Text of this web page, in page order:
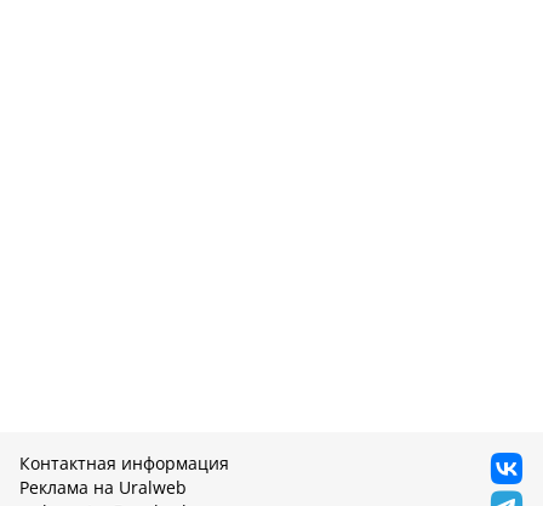
Контактная информация
Реклама на Uralweb